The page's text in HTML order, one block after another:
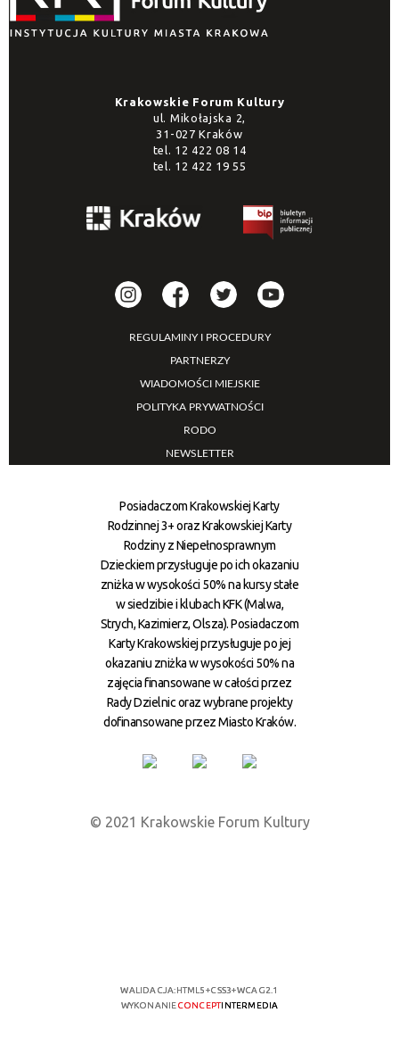
Krakowskie Forum Kultury
ul. Mikołajska 2,
31-027 Kraków
tel. 12 422 08 14
tel. 12 422 19 55
REGULAMINY I PROCEDURY
PARTNERZY
WIADOMOŚCI MIEJSKIE
POLITYKA PRYWATNOŚCI
RODO
NEWSLETTER
Posiadaczom Krakowskiej Karty
Rodzinnej 3+ oraz Krakowskiej Karty
Rodziny z Niepełnosprawnym
Dzieckiem przysługuje po ich okazaniu
zniżka w wysokości 50% na kursy stałe
w siedzibie i klubach KFK (Malwa,
Strych, Kazimierz, Olsza). Posiadaczom
Karty Krakowskiej przysługuje po jej
okazaniu zniżka w wysokości 50% na
zajęcia finansowane w całości przez
Rady Dzielnic oraz wybrane projekty
dofinansowane przez Miasto Kraków.
© 2021 Krakowskie Forum Kultury
WALIDACJA:HTML5+CSS3+WCAG 2.1
WYKONANIECONCEPTINTERMEDIA